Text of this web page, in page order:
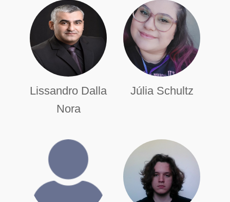
Lissandro Dalla
Nora
Júlia Schultz